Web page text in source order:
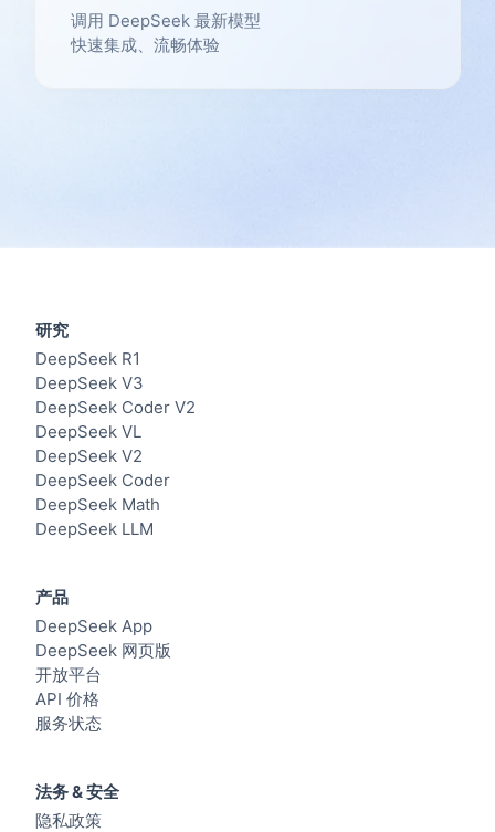
调用 DeepSeek 最新模型
快速集成、流畅体验
研究
DeepSeek R1
DeepSeek V3
DeepSeek Coder V2
DeepSeek VL
DeepSeek V2
DeepSeek Coder
DeepSeek Math
DeepSeek LLM
产品
DeepSeek App
DeepSeek 网页版
开放平台
API 价格
服务状态
法务 & 安全
隐私政策